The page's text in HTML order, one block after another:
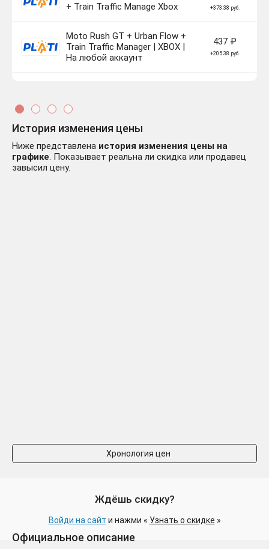
+ Train Traffic Manage Xbox
+373.38 руб.
Moto Rush GT + Urban Flow +
Train Traffic Manager | XBOX |
На любой аккаунт
437 ₽
+205.38 руб.
Paratopic + Urban Flow | XBOX
| На любой аккаунт
Couch Co-Op: Urban Flow +
История изменения цены
Ниже представлена история изменения цены на
графике. Показывает реальна ли скидка или продавец
завысил цену.
Хронология цен
Ждёшь скидку?
Войди на сайт и нажми « Узнать о скидке »
Официальное описание